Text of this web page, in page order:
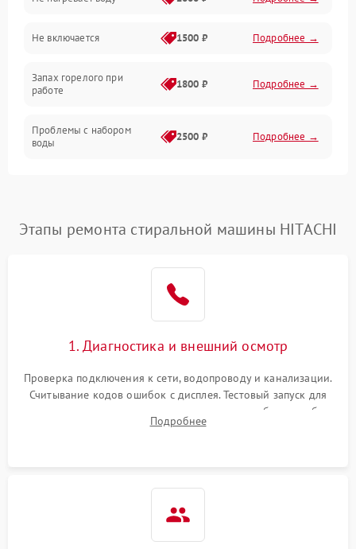
Не включается 1500 ₽ Подробнее →
Запах горелого при
работе
1800 ₽ Подробнее →
Проблемы с набором
воды
2500 ₽ Подробнее →
2200 ₽ Подробнее →
Этапы ремонта стиральной машины HITACHI
1. Диагностика и внешний осмотр
Проверка подключения к сети, водопроводу и канализации.
Считывание кодов ошибок с дисплея. Тестовый запуск для
выявления посторонних шумов, протечек или сбоев в работе
электронного модуля управления.
Подробнее